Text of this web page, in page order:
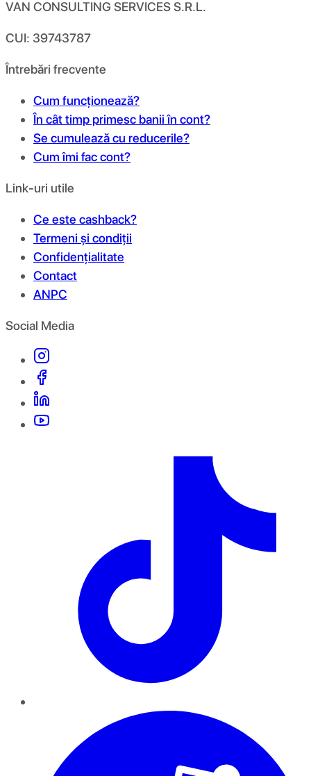
VAN CONSULTING SERVICES S.R.L.
CUI: 39743787
Întrebări frecvente
Cum funcționează?
În cât timp primesc banii în cont?
Se cumulează cu reducerile?
Cum îmi fac cont?
Link-uri utile
Ce este cashback?
Termeni și condiții
Confidențialitate
Contact
ANPC
Social Media